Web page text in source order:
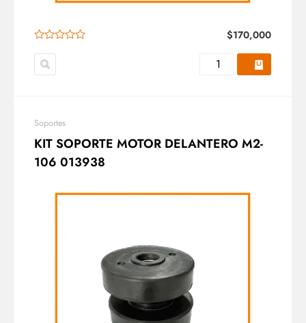
$170,000
Soportes
KIT SOPORTE MOTOR DELANTERO M2-
106 013938